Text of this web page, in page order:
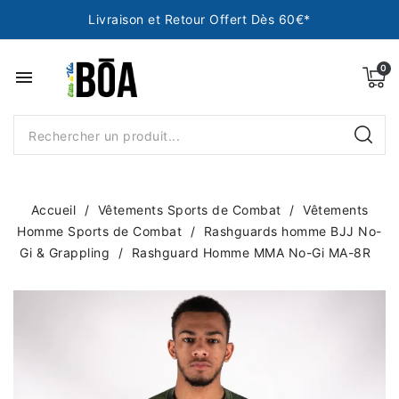
Livraison et Retour Offert Dès 60€*
menu
Accueil Vêtements Sports de Combat
Vêtements
Homme Sports de Combat
Rashguards homme BJJ No-
Gi & Grappling
Rashguard Homme MMA No-Gi MA-8R